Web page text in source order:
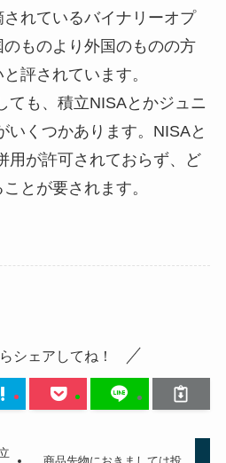
れているバイナリーオプ
ものより外国のものの方
評されています。
ても、積立NISAとかジュニ
いくつかあります。NISAと
用が許可されておらず、ど
とが要されます。
シェアしてね！